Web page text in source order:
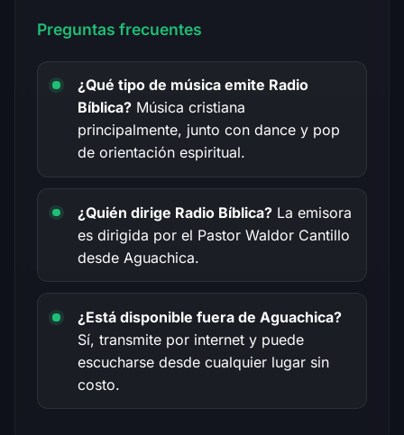
Preguntas frecuentes
¿Qué tipo de música emite Radio
Bíblica? Música cristiana
principalmente, junto con dance y pop
de orientación espiritual.
¿Quién dirige Radio Bíblica? La emisora
es dirigida por el Pastor Waldor Cantillo
desde Aguachica.
¿Está disponible fuera de Aguachica?
Sí, transmite por internet y puede
escucharse desde cualquier lugar sin
costo.